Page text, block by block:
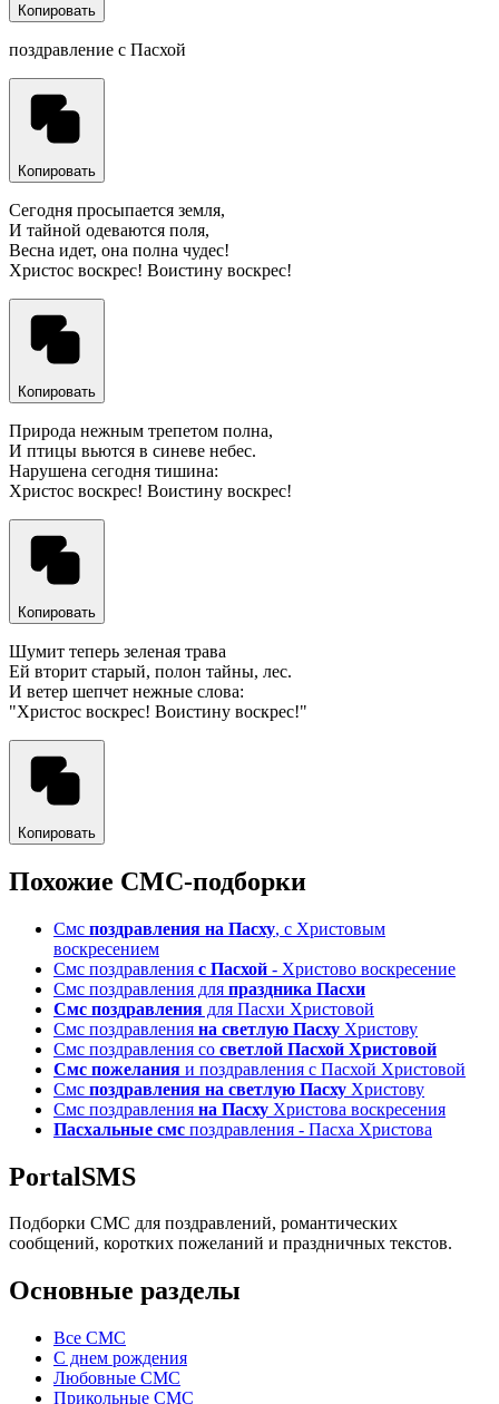
Копировать
поздравление с Пасхой
Копировать
Сегодня просыпается земля,
И тайной одеваются поля,
Весна идет, она полна чудес!
Христос воскрес! Воистину воскрес!
Копировать
Природа нежным трепетом полна,
И птицы вьются в синеве небес.
Нарушена сегодня тишина:
Христос воскрес! Воистину воскрес!
Копировать
Шумит теперь зеленая трава
Ей вторит старый, полон тайны, лес.
И ветер шепчет нежные слова:
"Христос воскрес! Воистину воскрес!"
Копировать
Похожие СМС-подборки
Смс поздравления на Пасху, с Христовым
воскресением
Смс поздравления с Пасхой - Христово воскресение
Смс поздравления для праздника Пасхи
Смс поздравления для Пасхи Христовой
Смс поздравления на светлую Пасху Христову
Смс поздравления со светлой Пасхой Христовой
Смс пожелания и поздравления с Пасхой Христовой
Смс поздравления на светлую Пасху Христову
Смс поздравления на Пасху Христова воскресения
Пасхальные смс поздравления - Пасха Христова
PortalSMS
Подборки СМС для поздравлений, романтических
сообщений, коротких пожеланий и праздничных текстов.
Основные разделы
Все СМС
С днем рождения
Любовные СМС
Прикольные СМС